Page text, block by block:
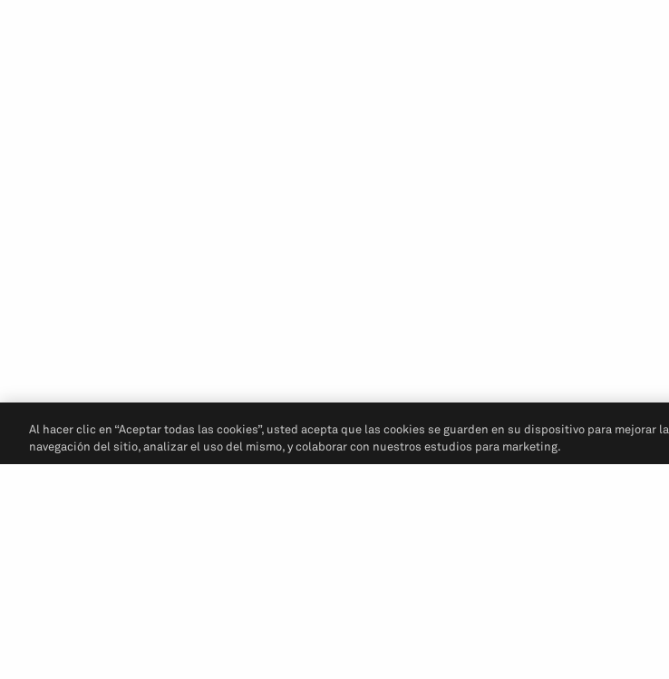
Al hacer clic en “Aceptar todas las cookies”, usted acepta que las cookies se guarden en su dispositivo para mejorar la
navegación del sitio, analizar el uso del mismo, y colaborar con nuestros estudios para marketing.